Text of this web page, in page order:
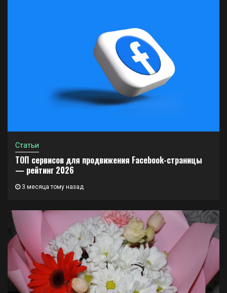
Статьи
ТОП сервисов для продвижения Facebook-страницы
— рейтинг 2026
3 месяца тому назад